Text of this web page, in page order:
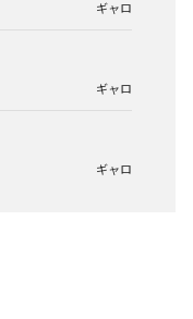
ギャロ
ギャロ
ギャロ